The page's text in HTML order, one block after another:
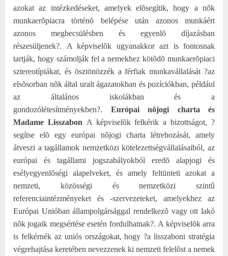
azokat az intézkedéseket, amelyek elõsegítik, hogy a nõk
munkaerõpiacra történõ belépése után azonos munkáért
azonos megbecsülésben és egyenlõ díjazásban
részesüljenek?.
A képviselõk ugyanakkor azt is fontosnak
tartják, hogy számolják fel a nemekhez kötõdõ munkaerõpiaci
sztereotípiákat, és ösztönözzék a férfiak munkavállalását ?az
elsõsorban nõk által uralt ágazatokban és pozíciókban, például
az általános iskolákban és a
gondozólétesítményekben?.
Európai nõjogi charta és
Madame Lisszabon A képviselõk felkérik a bizottságot, ?
segítse elõ egy európai nõjogi charta létrehozását, amely
átveszi a tagállamok nemzetközi kötelezettségvállalásaiból, az
európai és tagállami jogszabályokból eredõ alapjogi és
esélyegyenlõségi alapelveket, és amely feltünteti azokat a
nemzeti, közösségi és nemzetközi szintû
referenciaintézményeket és -szervezeteket, amelyekhez az
Európai Unióban állampolgársággal rendelkezõ vagy ott lakó
nõk jogaik megsértése esetén fordulhatnak?. A képviselõk arra
is felkérnék az uniós országokat, hogy ?a lisszaboni stratégia
végrehajtása keretében nevezzenek ki nemzeti felelõst a nemek